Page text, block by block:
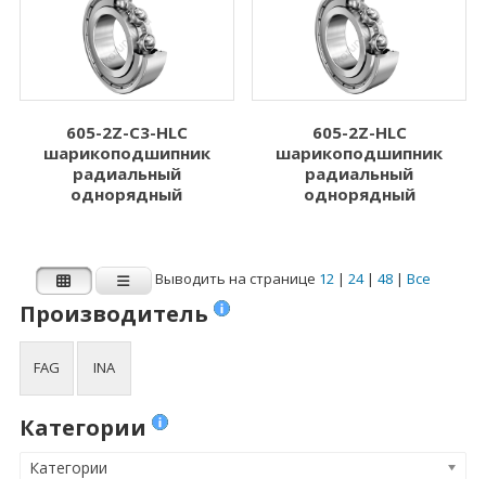
INA
Категории
Внутренний
диаметр d (мм)
1.000
2.000
4.000
4.762
Наружный диаметр
D (мм)
7.000
Ширина B (мм)
605-2Z-C3-HLC
шарикоподшипник
радиальный
однорядный
605-2Z-HLC
шарикоподшипник
радиальный
однорядный
Выводить на странице 12| 24| 48| Все
Производитель
FAG INA
Категории
Категории